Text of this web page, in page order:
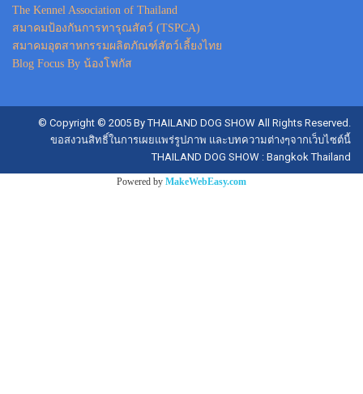
The Kennel Association of Thailand
สมาคมป้องกันการทารุณสัตว์ (TSPCA)
สมาคมอุตสาหกรรมผลิตภัณฑ์สัตว์เลี้ยงไทย
Blog Focus By น้องโฟกัส
© Copyright © 2005 By THAILAND DOG SHOW All Rights Reserved.
ขอสงวนสิทธิ์ในการเผยแพร่รูปภาพ และบทความต่างๆจากเว็บไซต์นี้
THAILAND DOG SHOW : Bangkok Thailand
Powered by MakeWebEasy.com